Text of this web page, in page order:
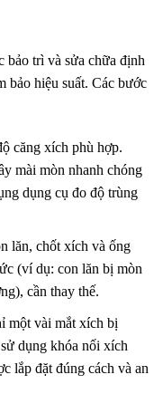
bảo trì và sửa chữa định
bảo hiệu suất. Các bước
căng xích phù hợp.
mài mòn nhanh chóng
dụng cụ đo độ trùng
lăn, chốt xích và ống
(ví dụ: con lăn bị mòn
cần thay thế.
một vài mắt xích bị
dụng khóa nối xích
lắp đặt đúng cách và an